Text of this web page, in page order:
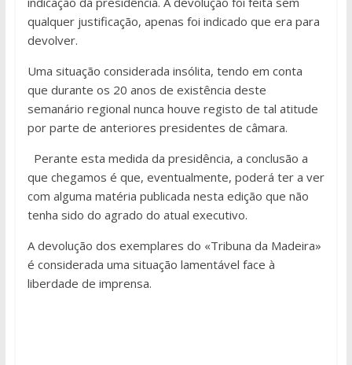
qualquer justificação, apenas foi indicado que era para
devolver.
Uma situação considerada insólita, tendo em conta
que durante os 20 anos de existência deste
semanário regional nunca houve registo de tal atitude
por parte de anteriores presidentes de câmara.
Perante esta medida da presidência, a conclusão a
que chegamos é que, eventualmente, poderá ter a ver
com alguma matéria publicada nesta edição que não
tenha sido do agrado do atual executivo.
A devolução dos exemplares do «Tribuna da Madeira»
é considerada uma situação lamentável face à
liberdade de imprensa.